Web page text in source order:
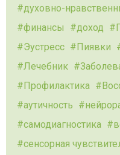
духовно-
финансы
доход
Эустресс
Пиявки
Лечебник
Профилактика
аутичность
самодиагностика
сенсорная